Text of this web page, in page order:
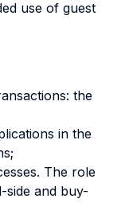
use of guest
the
in the
The role
side and buy-